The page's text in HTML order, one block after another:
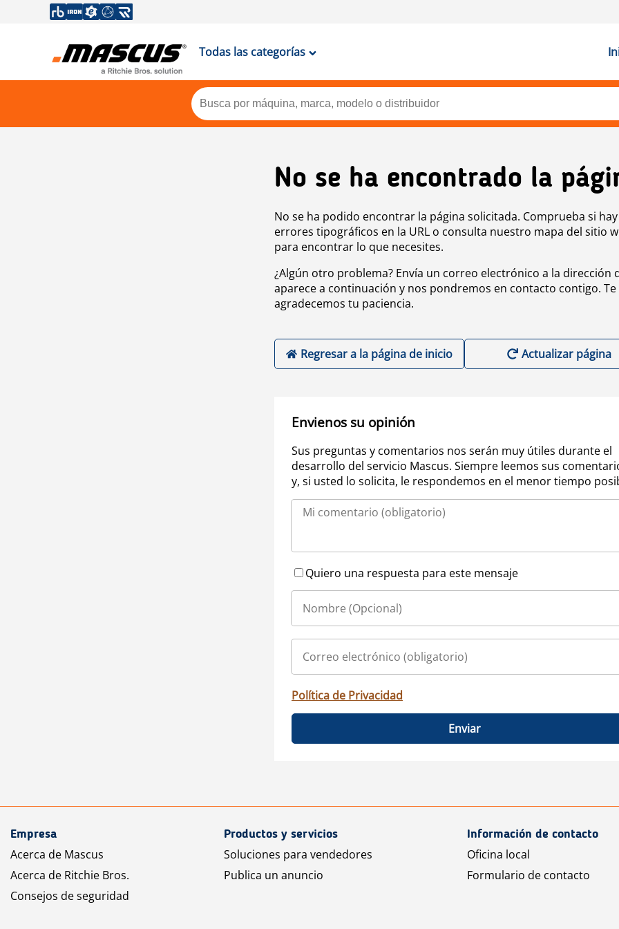
Todas las categorías
No se ha encontrado la
No se ha podido encontrar la página solicitada. Comprueba si hay
errores tipográficos en la URL o consulta nuestro mapa del sitio
para encontrar lo que necesites.
¿Algún otro problema? Envía un correo electrónico a la dirección
aparece a continuación y nos pondremos en contacto contigo. Te
agradecemos tu paciencia.
Regresar a la página de inicio Actualizar página
Envienos su opinión
Sus preguntas y comentarios nos serán muy útiles durante el
desarrollo del servicio Mascus. Siempre leemos sus
y, si usted lo solicita, le respondemos en el menor tiempo
Quiero una respuesta para este mensaje
Política de Privacidad
Enviar
Empresa
Acerca de Mascus
Acerca de Ritchie Bros.
Consejos de seguridad
Productos y servicios
Soluciones para vendedores
Publica un anuncio
Información de contacto
Oficina local
Formulario de contacto